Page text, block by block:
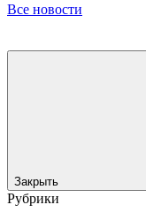
Все новости
Закрыть
Рубрики